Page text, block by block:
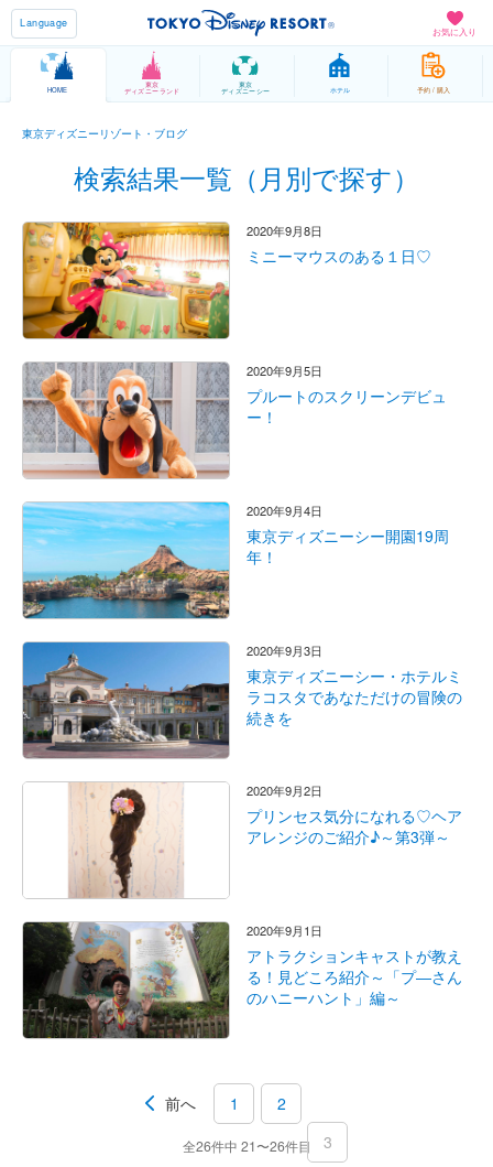
お気に入り
Language
HOME
東京
ディズニーランド
東京
ディズニーシー ホテル 予約 / 購入
東京ディズニーリゾート・ブログ
検索結果一覧（月別で探す）
2020年9月8日
ミニーマウスのある１日♡
2020年9月5日
プルートのスクリーンデビュ
ー！
2020年9月4日
東京ディズニーシー開園19周
年！
2020年9月3日
東京ディズニーシー・ホテルミ
ラコスタであなただけの冒険の
続きを
2020年9月2日
プリンセス気分になれる♡ヘア
アレンジのご紹介♪～第3弾～
2020年9月1日
アトラクションキャストが教え
る！見どころ紹介～「プ―さん
のハニーハント」編～
前へ 1
2
3
全26件中 21〜26件目